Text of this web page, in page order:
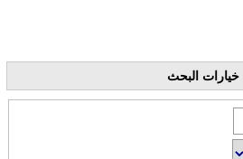
خيارات البحث